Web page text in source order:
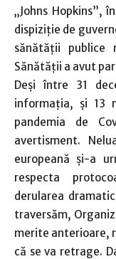
„Johns Hopkins”,
dispiziţie de
sănătăţii publice
Sănătăţii a avut
Deşi între 31
informaţia, şi 13
pandemia de
avertisment.
europeană şi-a
respecta
derularea
traversăm,
merite anterioare,
că se va retrage.